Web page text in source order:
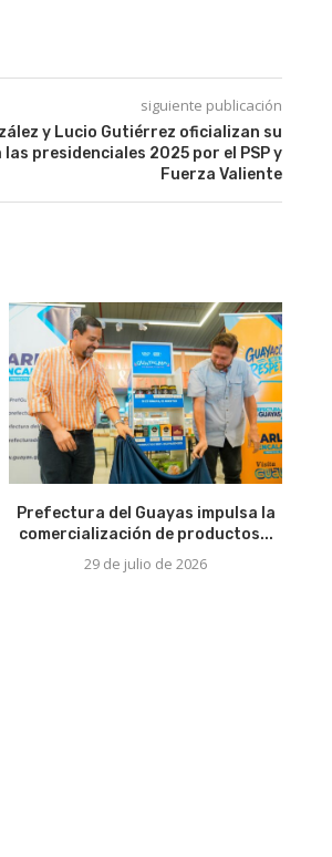
siguiente publicación
y Lucio Gutiérrez oficializan su
presidenciales 2025 por el PSP y
Fuerza Valiente
Prefectura del Guayas impulsa la
comercialización de productos...
29 de julio de 2026